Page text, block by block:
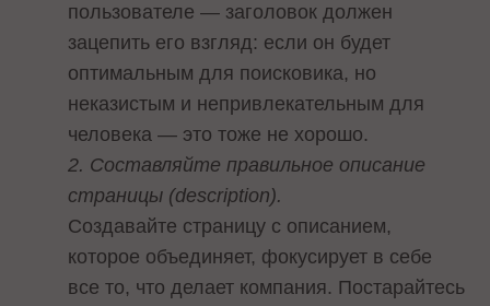
пользователе — заголовок должен
зацепить его взгляд: если он будет
оптимальным для поисковика, но
неказистым и непривлекательным для
человека — это тоже не хорошо.
2. Составляйте правильное описание
страницы (description).
Создавайте страницу с описанием,
которое объединяет, фокусирует в себе
все то, что делает компания. Постарайтесь